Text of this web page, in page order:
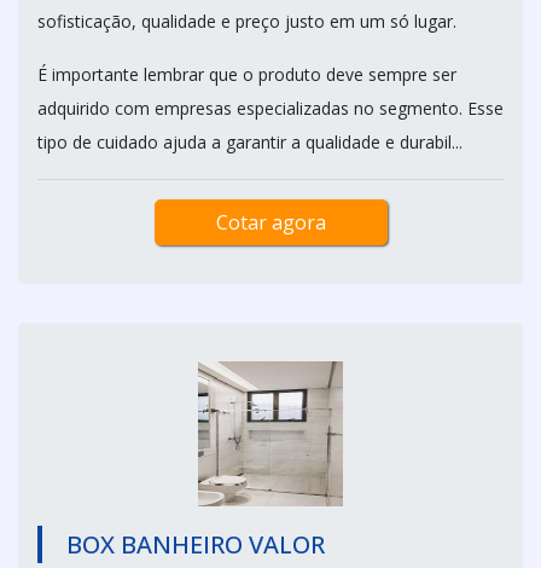
sofisticação, qualidade e preço justo em um só lugar.
É importante lembrar que o produto deve sempre ser
adquirido com empresas especializadas no segmento. Esse
tipo de cuidado ajuda a garantir a qualidade e durabil...
Cotar agora
BOX BANHEIRO VALOR